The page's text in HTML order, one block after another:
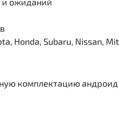
Honda, Subaru, Nissan,
комплектацию